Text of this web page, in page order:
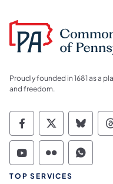
Proudly founded in 1681 as a
and freedom.
Commonwealth
Commonwealth
TOP SERVICES